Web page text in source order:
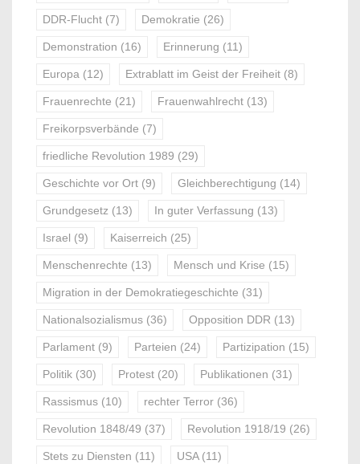
DDR-Flucht (7) Demokratie (26)
Demonstration (16) Erinnerung (11)
Europa (12) Extrablatt im Geist der Freiheit (8)
Frauenrechte (21) Frauenwahlrecht (13)
Freikorpsverbände (7)
friedliche Revolution 1989 (29)
Geschichte vor Ort (9) Gleichberechtigung (14)
Grundgesetz (13) In guter Verfassung (13)
Israel (9) Kaiserreich (25)
Menschenrechte (13) Mensch und Krise (15)
Migration in der Demokratiegeschichte (31)
Nationalsozialismus (36) Opposition DDR (13)
Parlament (9) Parteien (24) Partizipation (15)
Politik (30) Protest (20) Publikationen (31)
Rassismus (10) rechter Terror (36)
Revolution 1848/49 (37) Revolution 1918/19 (26)
Stets zu Diensten (11) USA(11)